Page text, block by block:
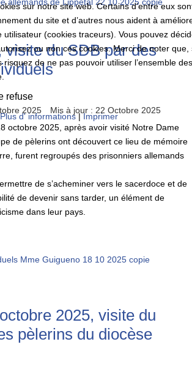
visite du SDB par des
2025
Mis à jour : 22 Octobre 2025
octobre 2025, après avoir visité Notre Dame
de pèlerins ont découvert ce lieu de mémoire
furent regroupés des prisonniers allemands
de s’acheminer vers le sacerdoce et de
de devenir sans tarder, un élément de
dans leur pays.
2025, visite du
pèlerins du diocèse
sur notre site web. Certains d’entre eux
du site et d’autres nous aident à
utilisateur (cookies traceurs). Vous pouvez
ou non ces cookies. Merci de noter que,
risquez de ne pas pouvoir utiliser l’ensemble des
refuse
Plus d' informations|Imprimer